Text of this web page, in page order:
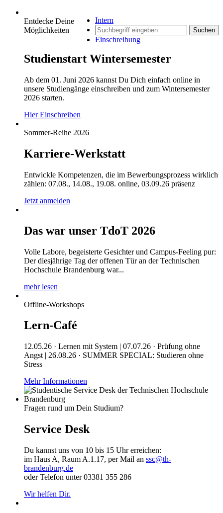
Intern
Suchen
Einschreibung
Entdecke Deine
Möglichkeiten
Studienstart Wintersemester
Ab dem 01. Juni 2026 kannst Du Dich einfach online in
unsere Studiengänge einschreiben und zum Wintersemester
2026 starten.
Hier Einschreiben
Sommer-Reihe 2026
Karriere-Werkstatt
Entwickle Kompetenzen, die im Bewerbungsprozess wirklich
zählen: 07.08., 14.08., 19.08. online, 03.09.26 präsenz
Jetzt anmelden
Das war unser TdoT 2026
Volle Labore, begeisterte Gesichter und Campus-Feeling pur:
Der diesjährige Tag der offenen Tür an der Technischen
Hochschule Brandenburg war...
mehr lesen
Offline-Workshops
Lern-Café
12.05.26 · Lernen mit System | 07.07.26 · Prüfung ohne
Angst | 26.08.26 · SUMMER SPECIAL: Studieren ohne
Stress
Mehr Informationen
Fragen rund um Dein Studium?
Service Desk
Du kannst uns von 10 bis 15 Uhr erreichen:
im Haus A, Raum A.1.17, per Mail an ssc@th-
brandenburg.de
oder Telefon unter 03381 355 286
Wir helfen Dir.